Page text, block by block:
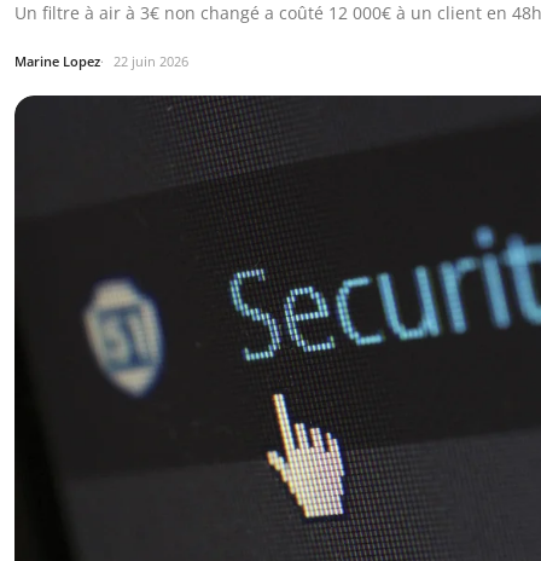
Un filtre à air à 3€ non changé a coûté 12 000€ à un client en
Marine Lopez 22 juin 2026